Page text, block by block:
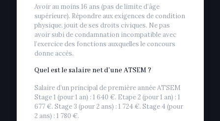
Avoir au moins 16 ans (pas de limite d’âge
supérieure). Répondre aux exigences de condition
physique. jouit de ses droits civiques. Ne pas
avoir subi de condamnation incompatible avec
l’exercice des fonctions auxquelles le concours
donne accès.
Quel est le salaire net d’une ATSEM ?
Salaire d’un principal de première année ATSEM
Stage 1 (pour 1 an) : 1 640 €. Etape 2 (pour 1 an) : 1
677 €. Stage 3 (pour 2 ans) : 1 724 €. Stage 4 (pour
2 ans) : 1 780 €.